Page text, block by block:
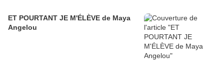
ET POURTANT JE M'ÉLÈVE de Maya
Angelou